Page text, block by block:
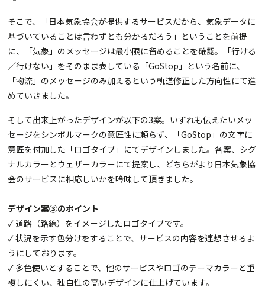
そこで、「日本気象協会が提供するサービスだから、気象データに
基づいていることは言わずとも分かるだろう」ということを前提
に、「気象」のメッセージは最小限に留めることを確認。「行ける
／行けない」をそのまま表している「GoStop」という名前に、
「物流」のメッセージのみ加えるという軌道修正した方向性にて進
めていきました。
そして出来上がったデザインが以下の3案。いずれも伝えたいメッ
セージをシンボルマークの意匠性に頼らず、「GoStop」の文字に
意匠を付加した「ロゴタイプ」にてデザインしました。各案、シグ
ナルカラーとウェザーカラーにて提案し、どちらがより日本気象協
会のサービスに相応しいかを吟味して頂きました。
デザイン案③のポイント
✓ 道路（路線）をイメージしたロゴタイプです。
✓ 状況を示す色分けをすることで、サービスの内容を連想させるよ
うにしております。
✓ 多色使いとすることで、他のサービスやロゴのテーマカラーと重
複しにくい、独自性の高いデザインに仕上げています。